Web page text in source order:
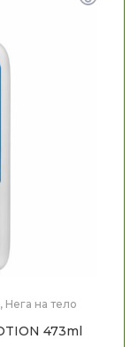
, Нега на тело
473ml